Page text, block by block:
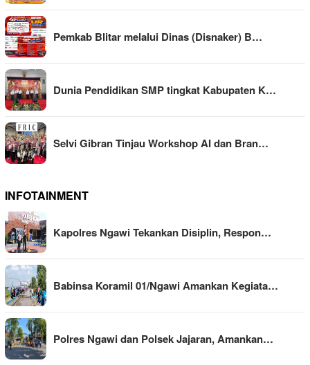
Pemkab Blitar melalui Dinas (Disnaker) B…
Dunia Pendidikan SMP tingkat Kabupaten K…
Selvi Gibran Tinjau Workshop AI dan Bran…
INFOTAINMENT
Kapolres Ngawi Tekankan Disiplin, Respon…
Babinsa Koramil 01/Ngawi Amankan Kegiata…
Polres Ngawi dan Polsek Jajaran, Amankan…